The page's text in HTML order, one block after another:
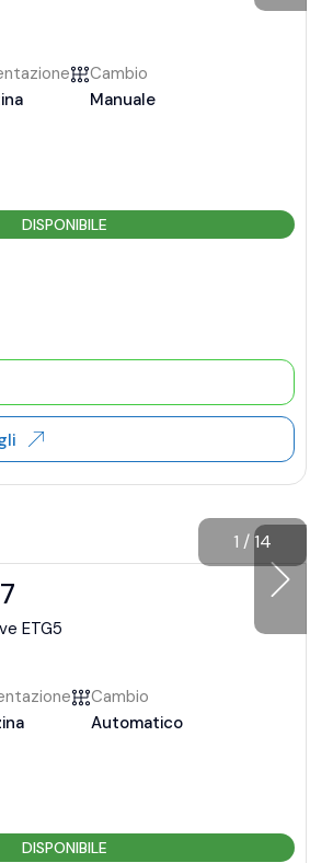
Cambio
Manuale
DISPONIBILE
1 /14
ETG5
Cambio
Automatico
DISPONIBILE